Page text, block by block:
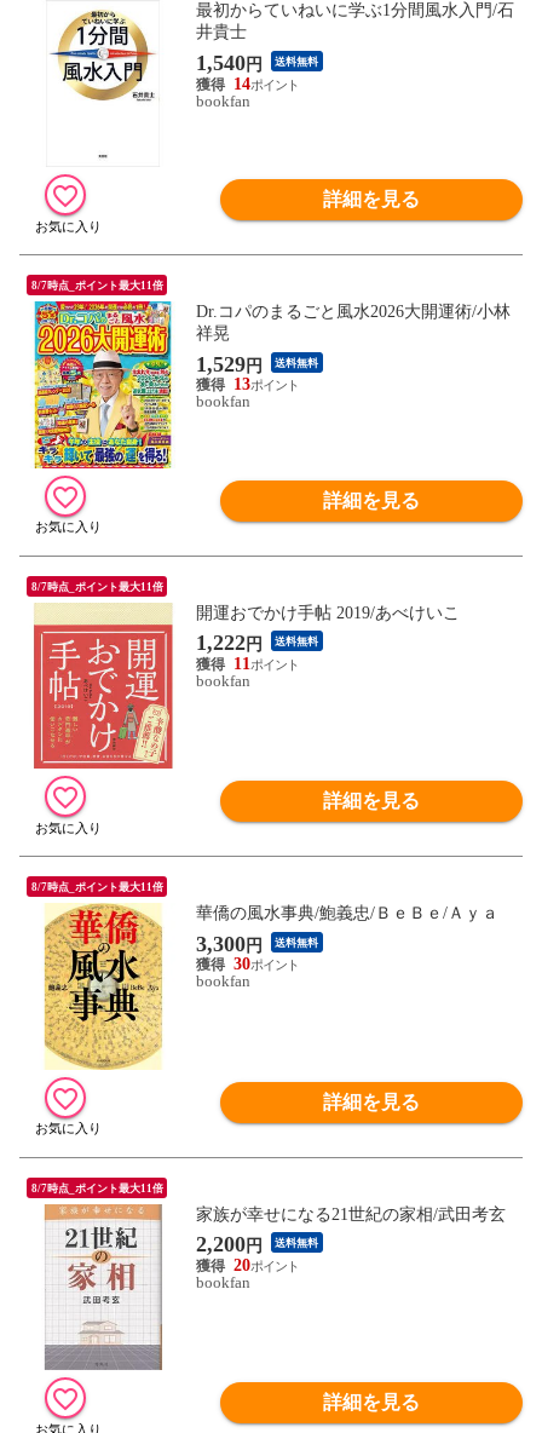
最初からていねいに学ぶ1分間風水入門/石
井貴士
1,540円 送料無料
14
bookfan
詳細を見る
8/7時点_ポイント最大11倍
Dr.コパのまるごと風水2026大開運術/小林
祥晃
1,529円 送料無料
13
bookfan
詳細を見る
8/7時点_ポイント最大11倍
開運おでかけ手帖 2019/あべけいこ
1,222円 送料無料
11
bookfan
詳細を見る
8/7時点_ポイント最大11倍
華僑の風水事典/鮑義忠/ＢｅＢｅ/Ａｙａ
3,300円 送料無料
30
bookfan
詳細を見る
8/7時点_ポイント最大11倍
家族が幸せになる21世紀の家相/武田考玄
2,200円 送料無料
20
bookfan
詳細を見る